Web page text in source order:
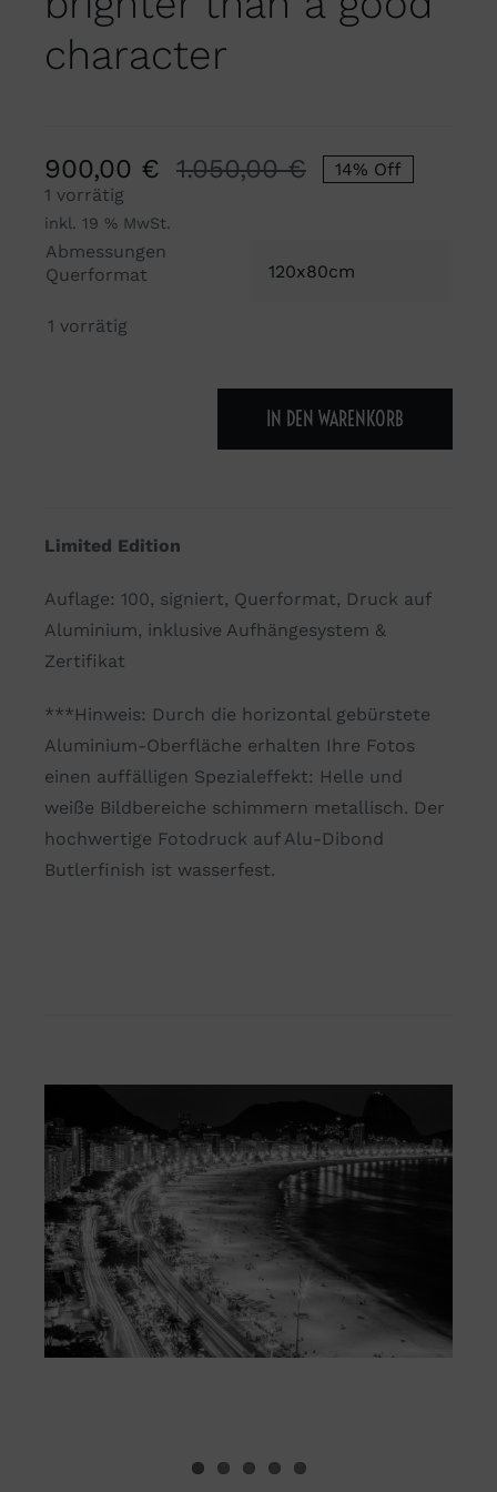
character
1.050,00€Ursprünglicher
1.050,00 €
900,00 €
Aktueller
900,00 €.
14% Off
1 vorrätig
inkl. 19 % MwSt.
Abmessungen
Querformat
1 vorrätig
than
good
character
Menge
IN DEN WARENKORB
Limited Edition
Auflage: 100, signiert, Querformat, Druck auf
Aluminium, inklusive Aufhängesystem &
Zertifikat
***Hinweis: Durch die horizontal gebürstete
Aluminium-Oberfläche erhalten Ihre Fotos
einen auffälligen Spezialeffekt: Helle und
weiße Bildbereiche schimmern metallisch. Der
hochwertige Fotodruck auf Alu-Dibond
Butlerfinish ist wasserfest.